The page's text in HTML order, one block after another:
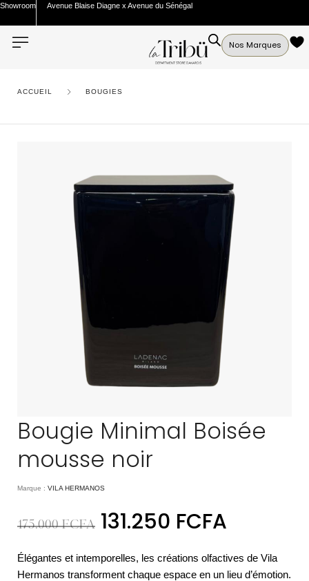
Showroom Avenue Blaise Diagne x Avenue du Sénégal
Nos Marques
ACCUEIL BOUGIES
Bougie Minimal Boisée
mousse noir
Marque : VILA HERMANOS
175.000FCFA 131.250 FCFA
Élégantes et intemporelles, les créations olfactives de Vila
Hermanos transforment chaque espace en un lieu d’émotion.